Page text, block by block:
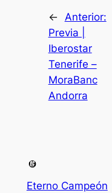
← Anterior:
Previa |
Iberostar
Tenerife –
MoraBanc
Andorra
Eterno Campeón